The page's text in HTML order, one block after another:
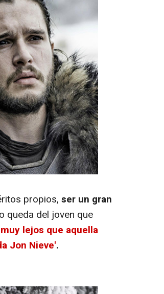
propios, ser un gran
queda del joven que
muy lejos que aquella
Jon Nieve'.